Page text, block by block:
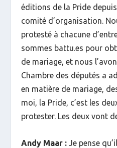
éditions de la Pride
comité d’organisation.
protesté à chacune
sommes battu.es pour
de mariage, et nous
Chambre des députés a
en matière de mariage,
moi, la Pride, c’est les
protester. Les deux vont
Andy Maar : Je pense